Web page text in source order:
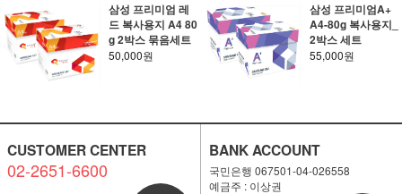
삼성 프리미엄 레
드 복사용지 A4 80
g 2박스 묶음세트
50,000원
삼성 프리미엄A+
A4-80g 복사용지_
2박스 세트
55,000원
CUSTOMER CENTER
02-2651-6600
BANK ACCOUNT
국민은행 067501-04-026558
예금주 : 이상권